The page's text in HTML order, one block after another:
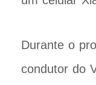
Durante o
condutor do